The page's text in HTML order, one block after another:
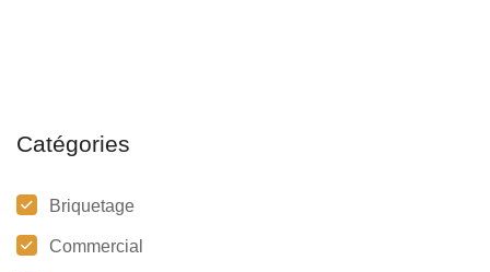
Catégories
Briquetage
Commercial